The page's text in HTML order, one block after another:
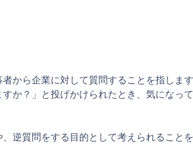
から企業に対して質問することを指します
か？」と投げかけられたとき、気になっ
逆質問をする目的として考えられること